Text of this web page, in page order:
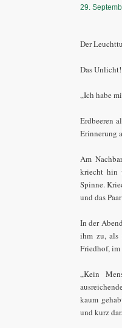
29.
Der
Das Unlicht!
„Ich habe
Erdbeeren
Erinnerung
Am
kriecht hin
Spinne.
und das
In der
ihm zu, als
Friedhof, im
„Kein
kaum
und kurz